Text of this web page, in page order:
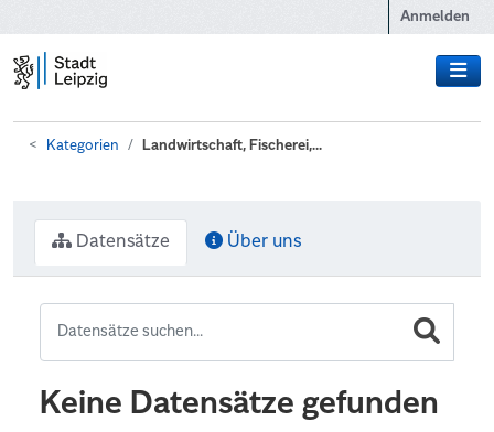
Anmelden
Kategorien Landwirtschaft, Fischerei,...
Datensätze Über uns
Keine Datensätze gefunden